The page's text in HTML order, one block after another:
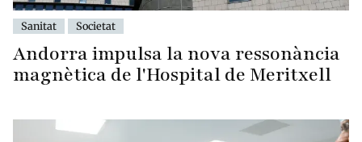
Sanitat Societat
Andorra impulsa la nova ressonància
magnètica de l'Hospital de Meritxell